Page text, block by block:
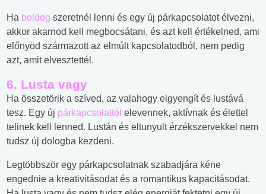
Ha boldog szeretnél lenni és egy új párkapcsolatot élvezni,
akkor akarnod kell megbocsátani, és azt kell értékelned, ami
előnyöd származott az elmúlt kapcsolatodból, nem pedig
azt, amit elvesztettél.
6. Lusta vagy
Ha összetörik a szíved, az valahogy elgyengít és lustává
tesz. Egy új párkapcsolattól elevennek, aktívnak és élettel
telinek kell lenned. Lustán és eltunyult érzékszervekkel nem
tudsz új dologba kezdeni.
Legtöbbször egy párkapcsolatnak szabadjára kéne
engednie a kreativitásodat és a romantikus kapacitásodat.